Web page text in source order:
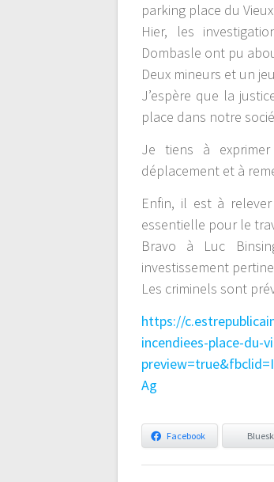
parking place du
Hier, les
Dombasle ont pu
Deux mineurs et un
J’espère que la
place dans notre
Je tiens à
déplacement et à
Enfin, il est à
essentielle pour le
Bravo à Luc
investissement
Les criminels sont
https://
incendiees-place-du-
Ag
Facebook